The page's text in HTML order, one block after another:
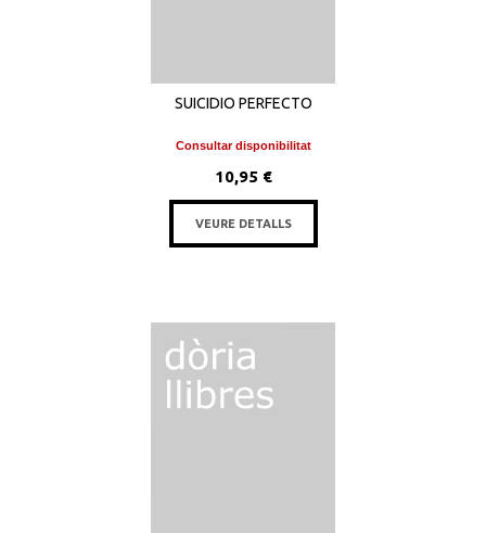
SUICIDIO PERFECTO
Consultar disponibilitat
10,95 €
VEURE DETALLS